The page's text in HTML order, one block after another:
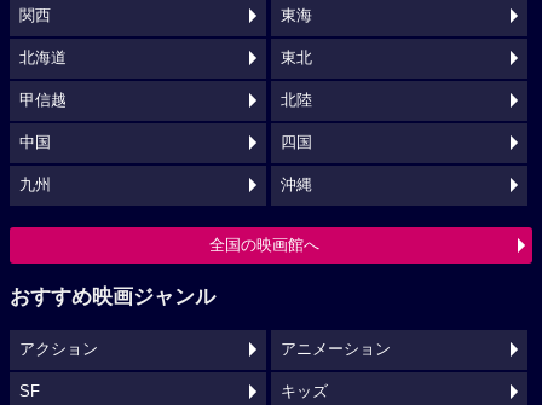
関西 東海
北海道 東北
甲信越 北陸
中国 四国
九州 沖縄
全国の映画館へ
おすすめ映画ジャンル
アクション アニメーション
SF キッズ